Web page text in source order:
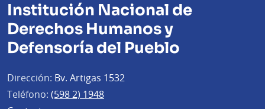
Institución Nacional de
Derechos Humanos y
Defensoría del Pueblo
Dirección: Bv. Artigas 1532
Teléfono: (598 2) 1948